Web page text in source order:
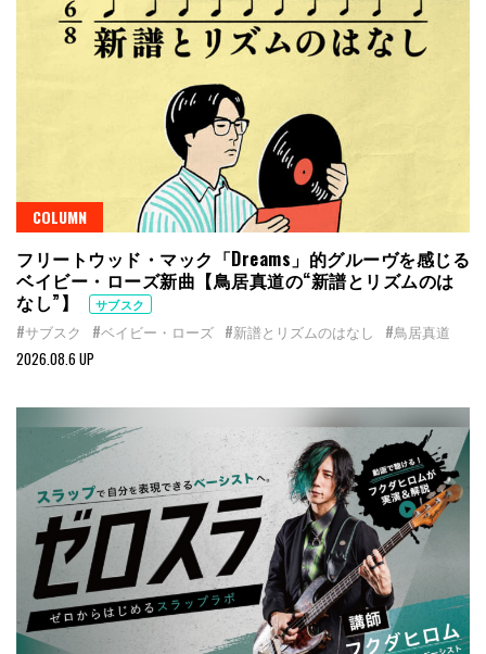
COLUMN
フリートウッド・マック「Dreams」的グルーヴを感じる
ベイビー・ローズ新曲【鳥居真道の“新譜とリズムのは
なし”】
サブスク
#サブスク #ベイビー・ローズ #新譜とリズムのはなし
#鳥居真道
2026.08.6 UP